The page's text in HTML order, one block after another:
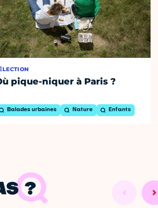
pique-niquer à Paris ?
Balades urbaines Nature Enfants
?